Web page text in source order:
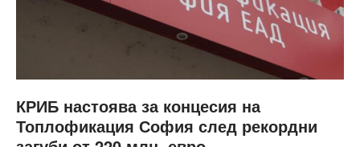
КРИБ настоява за концесия на
Топлофикация София след рекордни